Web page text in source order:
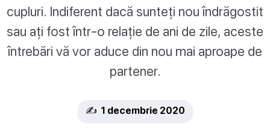
cupluri. Indiferent dacă sunteți nou îndrăgostit
sau ați fost într-o relație de ani de zile, aceste
întrebări vă vor aduce din nou mai aproape de
partener.
✍️ 1 decembrie 2020